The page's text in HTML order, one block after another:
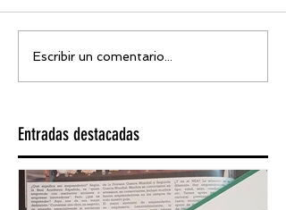
Escribir un comentario...
Entradas destacadas